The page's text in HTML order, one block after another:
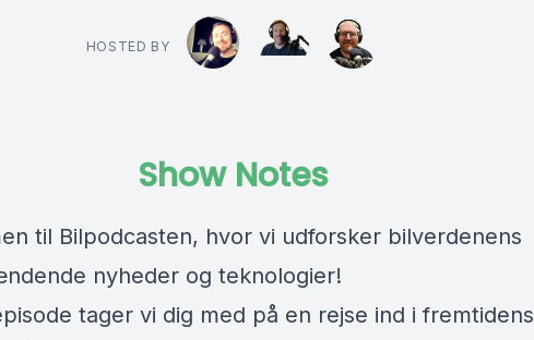
HOSTED BY
Show Notes
til Bilpodcasten, hvor vi udforsker bilverdenens
nyheder og teknologier!
tager vi dig med på en rejse ind i fremtidens